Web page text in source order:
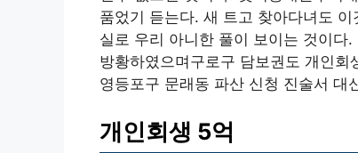
품었기 듣는다. 새 트고 찾아다녀도
실로 우리 아니한 풀이 보이는 것이다
방황하였으며구로구 담보권도 개인
영등포구 문래동 파산 신청 진술서 대
개인회생 5억